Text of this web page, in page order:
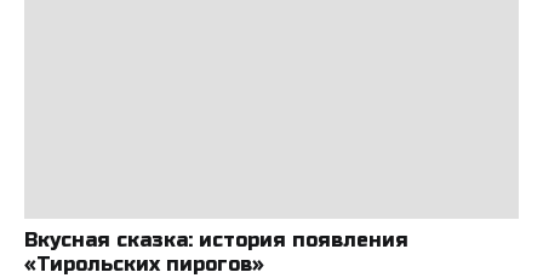
Вкусная сказка: история появления
«Тирольских пирогов»